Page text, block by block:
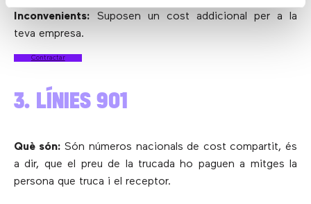
Inconvenients: Suposen un cost addicional per a la
teva empresa.
Contractar
3. LÍNIES 901
Què són: Són números nacionals de cost compartit, és
a dir, que el preu de la trucada ho paguen a mitges la
persona que truca i el receptor.